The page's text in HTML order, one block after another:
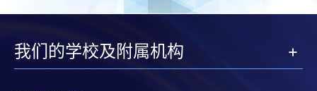
我们的学校及附属机构